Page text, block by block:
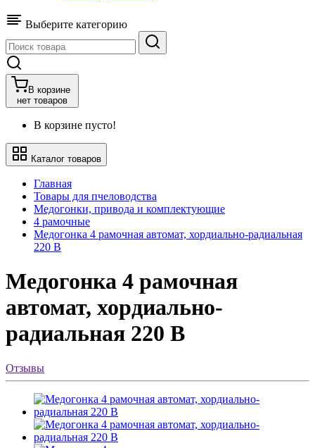
Выберите категорию
В корзине
нет товаров
В корзине пусто!
Каталог товаров
Главная
Товары для пчеловодства
Медогонки, привода и комплектующие
4 рамочные
Медогонка 4 рамочная автомат, хордиально-радиальная
220 В
Медогонка 4 рамочная
автомат, хордиально-
радиальная 220 В
Отзывы